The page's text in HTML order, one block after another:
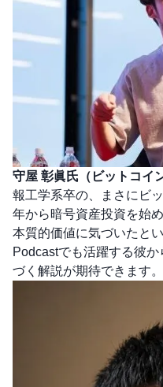
守屋 彰眞氏（ビットコイ
報工学系卒の、まさにビ
年から暗号資産投資を始
本質的価値に気づいたと
Podcastでも活躍する彼
づく解説が期待できます。